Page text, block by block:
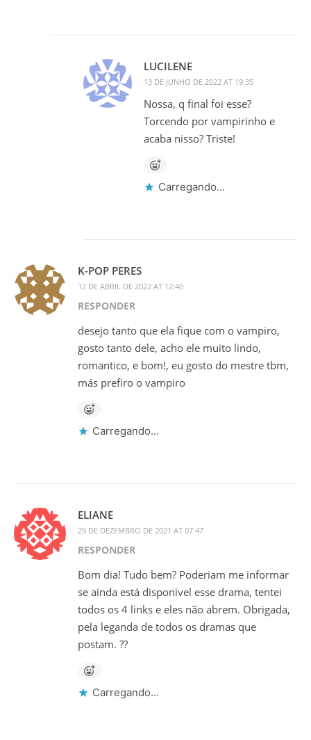
LUCILENE
13 DE JUNHO DE 2022 AT 19:35
Nossa, q final foi esse?
Torcendo por vampirinho e
acaba nisso? Triste!
Carregando...
K-POP PERES
12 DE ABRIL DE 2022 AT 12:40
RESPONDER
desejo tanto que ela fique com o vampiro,
gosto tanto dele, acho ele muito lindo,
romantico, e bom!, eu gosto do mestre tbm,
más prefiro o vampiro
Carregando...
ELIANE
29 DE DEZEMBRO DE 2021 AT 07:47
RESPONDER
Bom dia! Tudo bem? Poderiam me informar
se ainda está disponivel esse drama, tentei
todos os 4 links e eles não abrem. Obrigada,
pela leganda de todos os dramas que
postam. ??
Carregando...